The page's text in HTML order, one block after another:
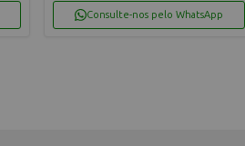
Consulte-nos pelo WhatsApp